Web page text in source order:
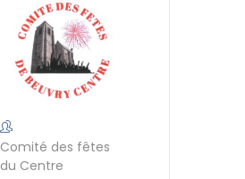
Comité des fêtes
du Centre